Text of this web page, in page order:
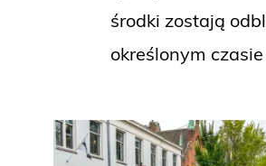
środki zostają
określonym